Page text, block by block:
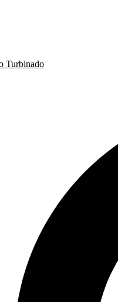
Turbinado